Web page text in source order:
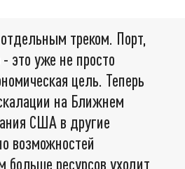
треком. Порт,
это уже не просто
цель. Теперь
на Ближнем
США в другие
возможностей
больше ресурсов уходит